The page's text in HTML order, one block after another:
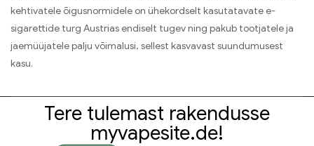
kehtivatele õigusnormidele on ühekordselt kasutatavate e-
sigarettide turg Austrias endiselt tugev ning pakub tootjatele ja
jaemüüjatele palju võimalusi, sellest kasvavast suundumusest
kasu.
Tere tulemast rakendusse
myvapesite.de!